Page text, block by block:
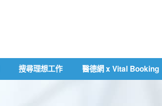
搜尋理想工作 醫德網 x Vital Booking